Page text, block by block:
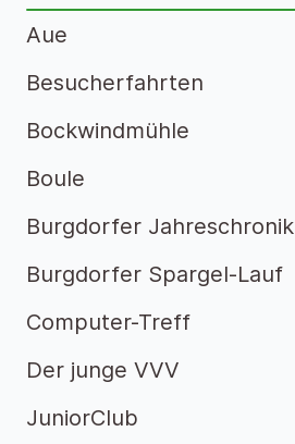
Aue
Besucherfahrten
Bockwindmühle
Boule
Burgdorfer Jahreschronik
Burgdorfer Spargel-Lauf
Computer-Treff
Der junge VVV
JuniorClub